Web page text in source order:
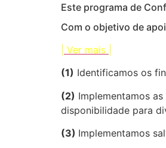
Este programa de
Com o objetivo de
| Ver mais |
(1) Identificamos os
(2) Implementamos
disponibilidade para
(3) Implementamos